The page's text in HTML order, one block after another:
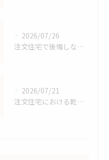
2026/07/26
注文住宅で後悔しないスペースと収納計画の立て方と家族4人に最適な間取りの秘訣
2026/07/21
注文住宅における乾太くんの効果検証